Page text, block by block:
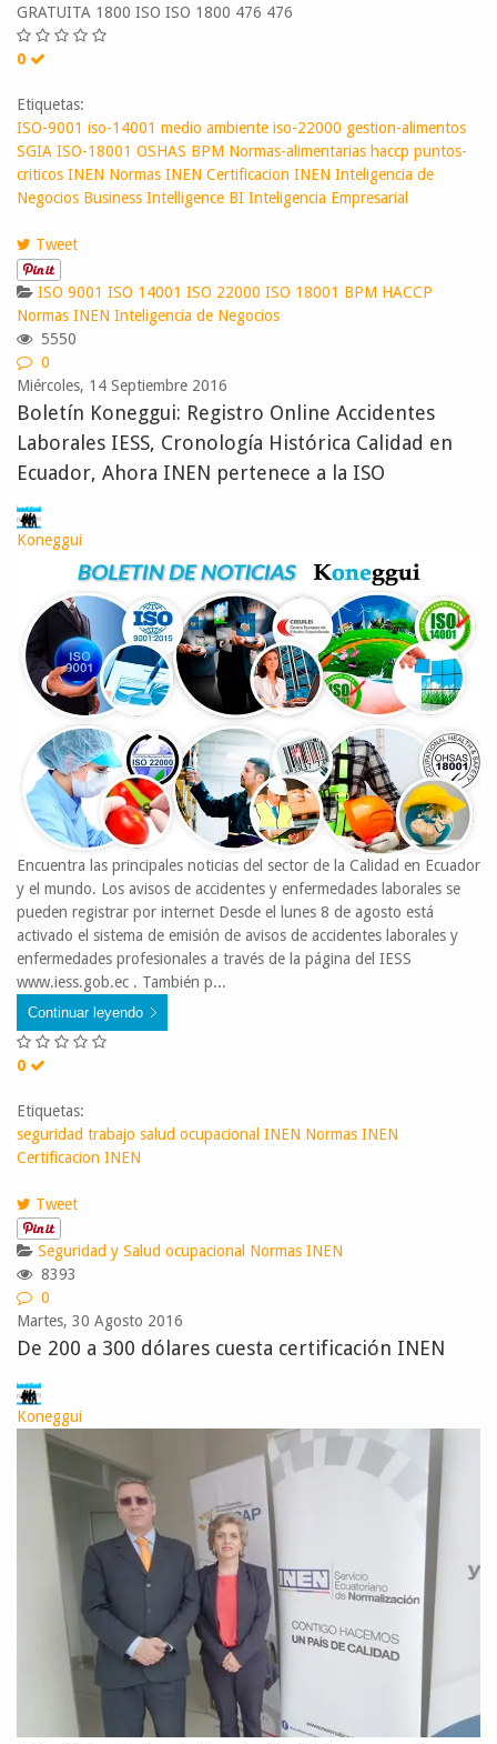
GRATUITA 1800 ISO ISO 1800 476 476
0
Etiquetas:
ISO-9001 iso-14001 medio ambiente iso-22000 gestion-alimentos
SGIA ISO-18001 OSHAS BPM Normas-alimentarias haccp puntos-
criticos INEN Normas INEN Certificacion INEN Inteligencia de
Negocios Business Intelligence BI Inteligencia Empresarial
Tweet
ISO 9001 ISO 14001 ISO 22000 ISO 18001 BPM HACCP
Normas INEN Inteligencia de Negocios
5550
0
Miércoles, 14 Septiembre 2016
Boletín Koneggui: Registro Online Accidentes
Laborales IESS, Cronología Histórica Calidad en
Ecuador, Ahora INEN pertenece a la ISO
Koneggui
Encuentra las principales noticias del sector de la Calidad en Ecuador
y el mundo. Los avisos de accidentes y enfermedades laborales se
pueden registrar por internet Desde el lunes 8 de agosto está
activado el sistema de emisión de avisos de accidentes laborales y
enfermedades profesionales a través de la página del IESS
www.iess.gob.ec . También p...
Continuar leyendo
0
Etiquetas:
seguridad trabajo salud ocupacional INEN Normas INEN
Certificacion INEN
Tweet
Seguridad y Salud ocupacional Normas INEN
8393
0
Martes, 30 Agosto 2016
De 200 a 300 dólares cuesta certificación INEN
Koneggui